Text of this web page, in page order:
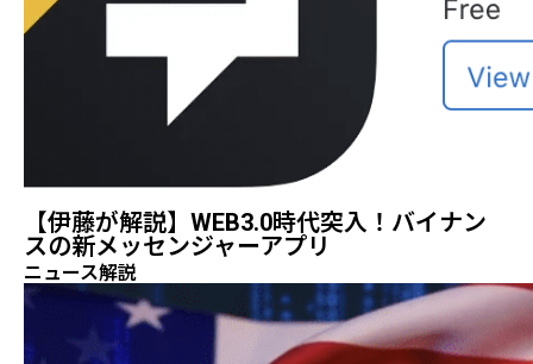
【伊藤が解説】WEB3.0時代突入！バイナン
スの新メッセンジャーアプリ
ニュース解説